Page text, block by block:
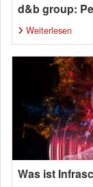
d&b group:
Weiterlesen
Was ist